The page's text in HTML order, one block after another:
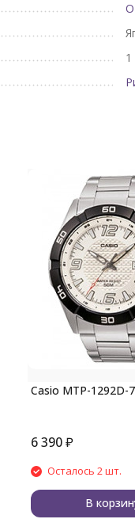
1
Casio MTP-1292D-
6 390₽
Осталось 2 шт.
В